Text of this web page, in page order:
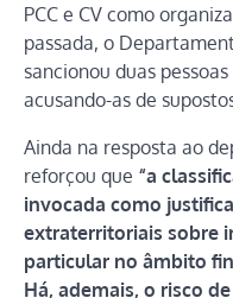
PCC e CV como
passada, o
sancionou duas
acusando-as de
Ainda na resposta ao
reforçou que “a
invocada como
extraterritoriais sobre
particular no âmbito
Há, ademais, o risco